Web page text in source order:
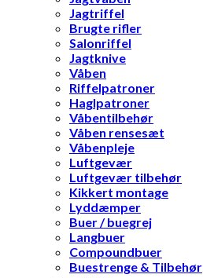
Jagtriffel
Brugte rifler
Salonriffel
Jagtknive
Våben
Riffelpatroner
Haglpatroner
Våbentilbehør
Våben rensesæt
Våbenpleje
Luftgevær
Luftgevær tilbehør
Kikkert montage
Lyddæmper
Buer / buegrej
Langbuer
Compoundbuer
Buestrenge & Tilbehør